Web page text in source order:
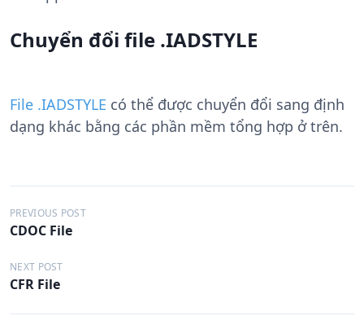
Chuyển đổi file .IADSTYLE
File .IADSTYLE có thể được chuyển đổi sang định
dạng khác bằng các phần mềm tổng hợp ở trên.
Đ
i
ề
u
h
PREVIOUS POST
CDOC File
NEXT POST
CFR File